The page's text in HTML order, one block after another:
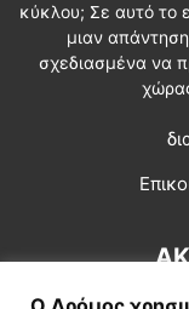
κύκλου; Σε αυτό το
μιαν
σχεδιασμένα να